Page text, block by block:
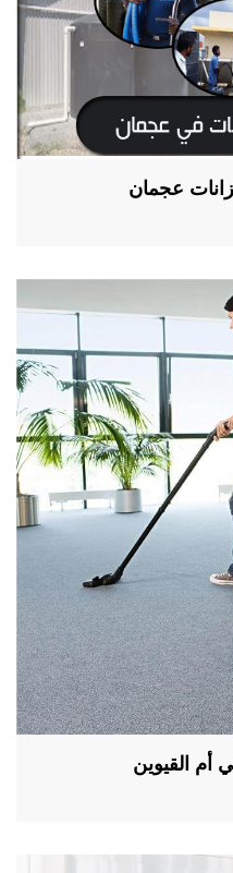
عجمان
القيوين